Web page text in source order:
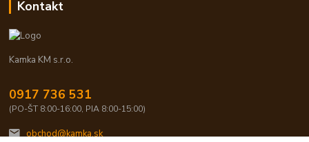
Kontakt
Kamka KM s.r.o.
0917 736 531
(PO-ŠT 8:00-16:00, PIA 8:00-15:00)
obchod@kamka.sk